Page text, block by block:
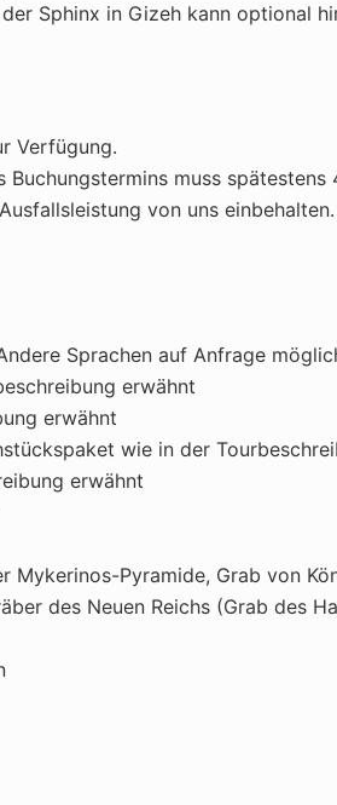
Sphinx in Gizeh kann optional
Verfügung.
Buchungstermins muss
von uns einbehalten.
Sprachen auf Anfrage
erwähnt
erwähnt
wie in der
erwähnt
Pyramide, Grab von
des Neuen Reichs (Grab des